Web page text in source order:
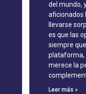
del mundo,
aficionados
llevarse
es que las
siempre
plataforma,
merece la
Leer más »